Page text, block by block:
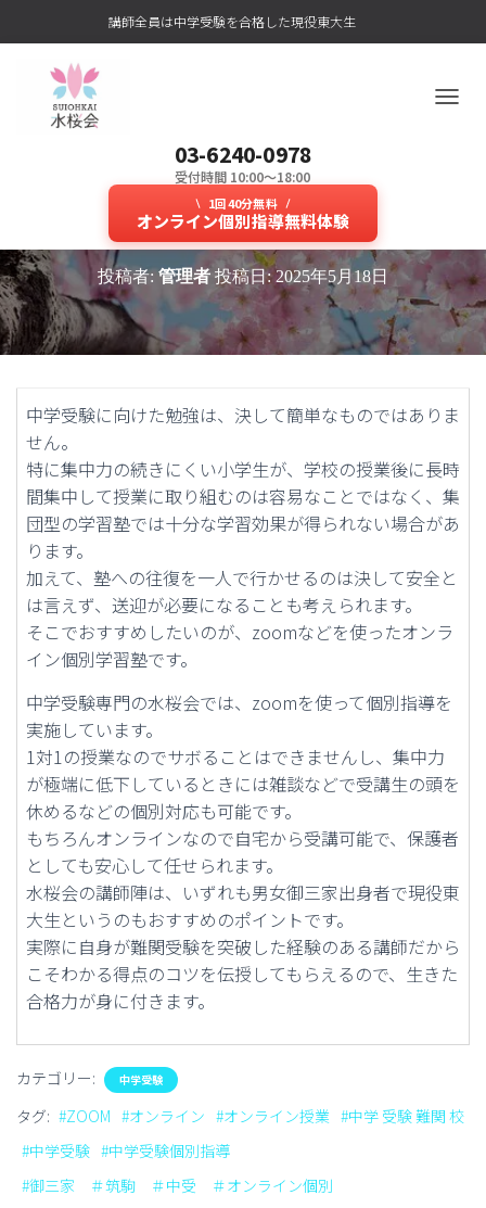
講師全員は中学受験を合格した現役東大生
03-6240-0978
受付時間 10:00～18:00
1回40分無料
オンライン個別指導無料体験
を
切
り
替
え
サボれない？現役東大生による
zoom授業は保護者も安心！
投稿者: 管理者 投稿日:2025年5月18日
中学受験に向けた勉強は、決して簡単なものではありま
せん。
特に集中力の続きにくい小学生が、学校の授業後に長時
間集中して授業に取り組むのは容易なことではなく、集
団型の学習塾では十分な学習効果が得られない場合があ
ります。
加えて、塾への往復を一人で行かせるのは決して安全と
は言えず、送迎が必要になることも考えられます。
そこでおすすめしたいのが、zoomなどを使ったオンラ
イン個別学習塾です。
中学受験専門の水桜会では、zoomを使って個別指導を
実施しています。
1対1の授業なのでサボることはできませんし、集中力
が極端に低下しているときには雑談などで受講生の頭を
休めるなどの個別対応も可能です。
もちろんオンラインなので自宅から受講可能で、保護者
としても安心して任せられます。
水桜会の講師陣は、いずれも男女御三家出身者で現役東
大生というのもおすすめのポイントです。
実際に自身が難関受験を突破した経験のある講師だから
こそわかる得点のコツを伝授してもらえるので、生きた
合格力が身に付きます。
カテゴリー: 中学受験
タグ: #ZOOM #オンライン #オンライン授業 #中学 受験 難関 校
#中学受験 #中学受験個別指導
#御三家 ＃筑駒 ＃中受 ＃オンライン個別